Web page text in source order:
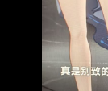
https://
https://
嘿嘿 那